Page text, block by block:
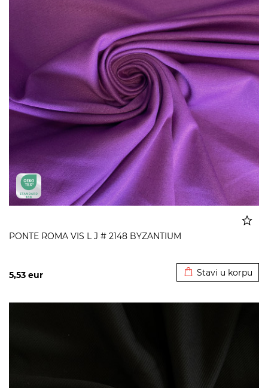
PONTE ROMA VIS L J # 2148 BYZANTIUM
5,53 eur Stavi u korpu